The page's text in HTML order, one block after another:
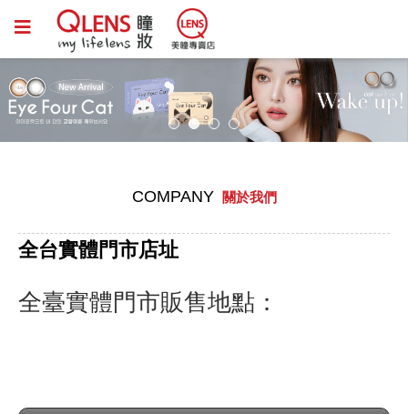
COMPANY 關於我們
全台實體門市店址
全臺實體門市販售地點：